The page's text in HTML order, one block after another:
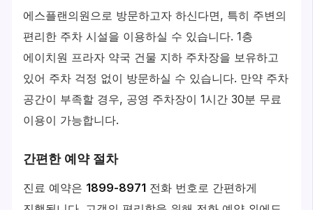
에스플랜의원으로 방문하고자 하신다면, 특히 주변의
편리한 주차 시설을 이용하실 수 있습니다. 1층
에이치원 프라자 약국 건물 지하 주차장을 보유하고
있어 주차 걱정 없이 방문하실 수 있습니다. 만약 주차
공간이 부족할 경우, 공영 주차장이 1시간 30분 무료
이용이 가능합니다.
간편한 예약 절차
진료 예약은 1899-8971 전화 번호로 간편하게